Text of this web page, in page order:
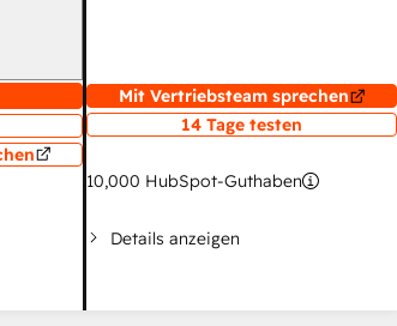
Mit Vertriebsteam sprechen
14 Tage testen
10,000 HubSpot-Guthaben
Details anzeigen